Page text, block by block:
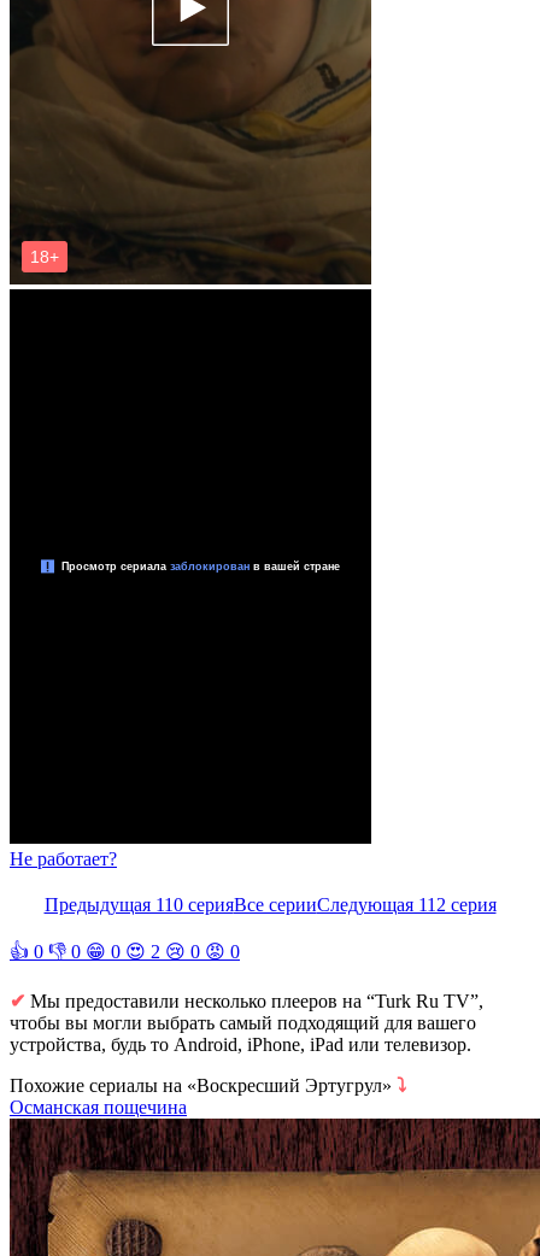
Не работает?
Предыдущая 110 серияВсе серииСледующая 112 серия
👍 0 👎 0 😁 0 😍 2 😢 0 😡 0
✔ Мы предоставили несколько плееров на “Turk Ru TV”,
чтобы вы могли выбрать самый подходящий для вашего
устройства, будь то Android, iPhone, iPad или телевизор.
Похожие сериалы на «Воскресший Эртугрул» ⤵
Османская пощечина